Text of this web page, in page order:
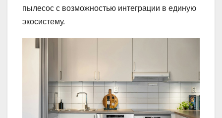
пылесос с возможностью интеграции в единую
экосистему.